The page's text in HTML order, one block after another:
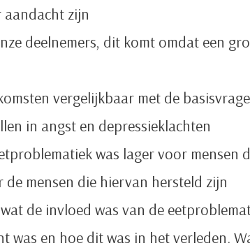
zijn
deelnemers, dit komt omdat een
vergelijkbaar met de
in angst en depressieklachten
was lager voor mensen
mensen die hiervan hersteld zijn
de invloed was van de
was en hoe dit was in het verleden.